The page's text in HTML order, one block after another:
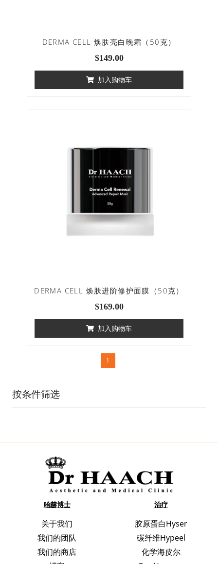
按条件筛选
DERMA CELL 焕肤亮白晚霜（50克）
$149.00
加入购物车
DERMA CELL 焕肤进阶修护面膜（50克）
$169.00
加入购物车
1
哈赫博士
关于我们
我们的团队
我们的商店
治疗
胶原蛋白Hyser
碳纤维Hypeel
化学海皮尔